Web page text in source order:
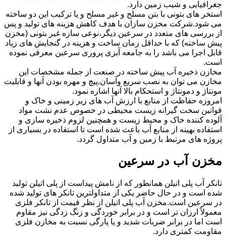
جغرافیایی و شیب زمین دارد.
استخر های بتونی با بتن مسلح و غیر مسلح و یا ترکیب این دو ساخته
می شود.شرکت مخزن سازان با هدف کاهش هزینه های تولید و پس
از بررسی های متعدد در سرعین دیگر،نوعی سازه غیر بتونی (مخزن
پیش ساخته) که با حداقل زمان ساخت و هزینه در گنجایش های زیاد
قابل اجرا می باشد را به جامعه آبزی پروری سرعین معرفی نموده
است.
مخازن ذخیره آب پیش ساخته در صنعت از جمله مشخصات این
مخازن می توان به نصب سریع وآسان,پیچ و مهره بودن آنها و قابلیت
مونتاژ و دمونتاژ و استحکام بالا آنها اشاره نمود.
امروزه حفاظت از منابع با ارزش آب های زیر زمینی و خاک و
قوانین سخت گیرانه زیست محیطی در خصوص عدم نشت مواد
آلوده کننده خاک و محیط زیست و همچنین لزوم ذخیره سازی و
استفاده بهینه از منابع آب باعث شده است تا استفاده در بسیاری از
پروژه های مرتبط با زمین و آب متداول گردد.
مخزن آب در سرعین
تانکر آب پلی اتیلن همانطور که از نامش پیداست از پلی اتیلن تولید
شده است و در حال حاضر یکی از متداولترین تانکر های تولید شده
در سرعین است.مخزن آب پلی اتیلن از نظر قیمت از تانکر فلزی
معمولاً ارزان تر است و در برابر خوردگی و زنگ زدگی نیز مقاوم
است اما در برابر ضربات شدید و یا پارگی نسبت به مخازن فلزی
مقاومت کمتری دارد.